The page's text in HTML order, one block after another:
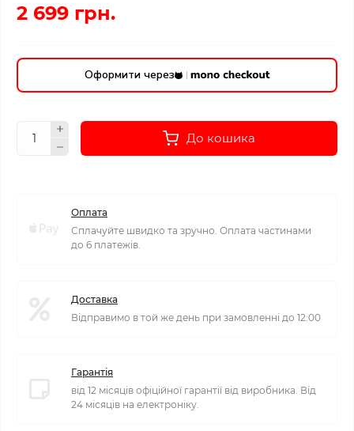
2 699 грн.
Оформити через
До кошика
Оплата
Сплачуйте швидко та зручно. Оплата частинами
до 6 платежів.
Доставка
Відправимо в той же день при замовленні до 12:00
Гарантія
від 12 місяців офіційної гарантії від виробника. Від
24 місяців на електроніку.